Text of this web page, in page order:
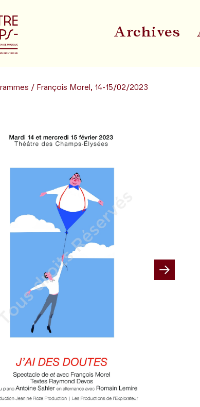
Archives
/ François Morel, 14-15/02/2023